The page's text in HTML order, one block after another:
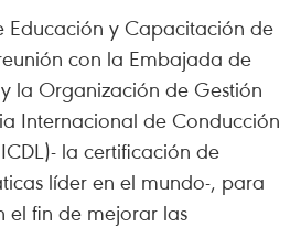
Educación y Capacitación de
con la Embajada de
la Organización de Gestión
Internacional de Conducción
la certificación de
líder en el mundo-, para
el fin de mejorar las